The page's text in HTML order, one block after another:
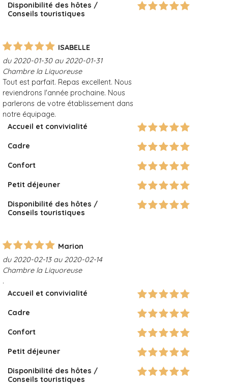
Disponibilité des hôtes /
Conseils touristiques
ISABELLE
du 2020-01-30 au 2020-01-31
Chambre la Liquoreuse
Tout est parfait. Repas excellent. Nous
reviendrons l'année prochaine. Nous
parlerons de votre établissement dans
notre équipage.
Accueil et convivialité
Cadre
Confort
Petit déjeuner
Disponibilité des hôtes /
Conseils touristiques
Marion
du 2020-02-13 au 2020-02-14
Chambre la Liquoreuse
.
Accueil et convivialité
Cadre
Confort
Petit déjeuner
Disponibilité des hôtes /
Conseils touristiques